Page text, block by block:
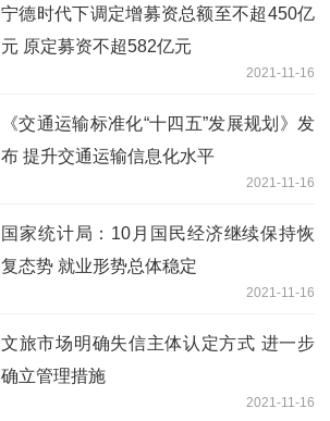
宁德时代下调定增募资总额至不超450亿
元 原定募资不超582亿元
2021-11-16
《交通运输标准化“十四五”发展规划》发
布 提升交通运输信息化水平
2021-11-16
国家统计局：10月国民经济继续保持恢
复态势 就业形势总体稳定
2021-11-16
文旅市场明确失信主体认定方式 进一步
确立管理措施
2021-11-16